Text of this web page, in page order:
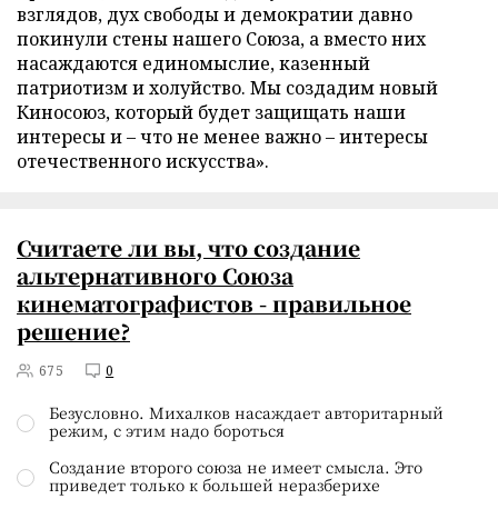
взглядов, дух свободы и демократии давно
покинули стены нашего Союза, а вместо них
насаждаются единомыслие, казенный
патриотизм и холуйство. Мы создадим новый
Киносоюз, который будет защищать наши
интересы и – что не менее важно – интересы
отечественного искусства».
Считаете ли вы, что создание
альтернативного Союза
кинематографистов - правильное
решение?
675 0
Безусловно. Михалков насаждает авторитарный
режим, с этим надо бороться
Создание второго союза не имеет смысла. Это
приведет только к большей неразберихе